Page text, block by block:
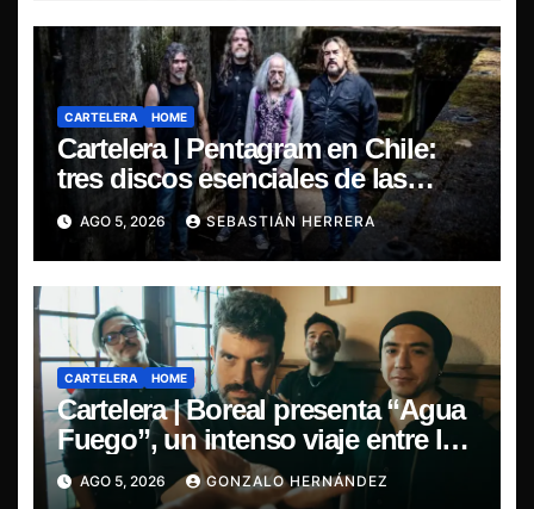
CARTELERA HOME
Cartelera | Pentagram en Chile:
tres discos esenciales de las
leyendas del doom
AGO 5, 2026 SEBASTIÁN HERRERA
CARTELERA HOME
Cartelera | Boreal presenta “Agua
Fuego”, un intenso viaje entre la
pasión y la desilusión
AGO 5, 2026 GONZALO HERNÁNDEZ